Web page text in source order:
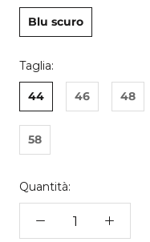
Blu scuro
Taglia:
44 46 48
58
Quantità: